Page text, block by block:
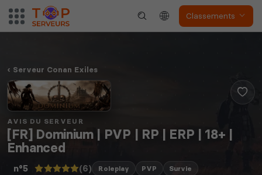
Classements
Serveur Conan Exiles
AVIS DU SERVEUR
[FR] Dominium | PVP | RP | ERP | 18+ |
Enhanced
n°5 (6) Roleplay PVP Survie